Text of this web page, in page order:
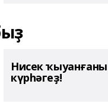
Нисек
күрһәгеҙ!